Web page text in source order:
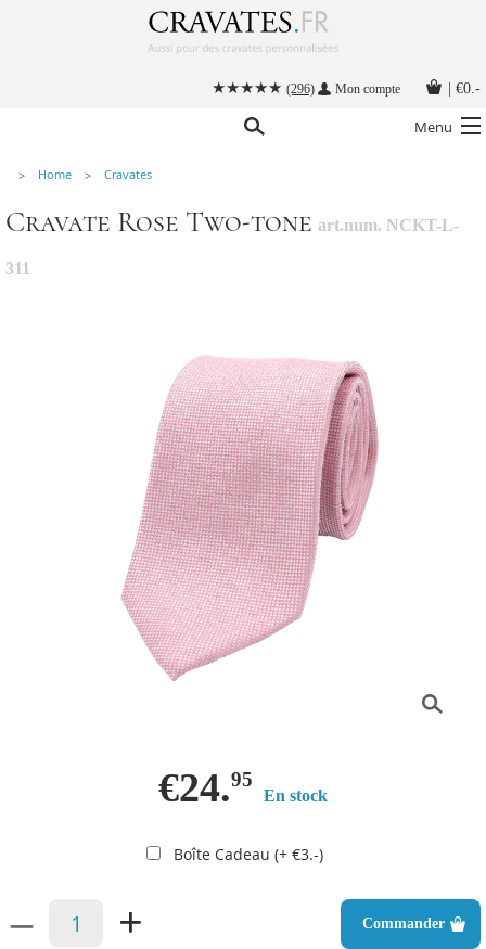
(296) Mon compte €0.-
Menu
Nos accessoires hommes
Cravate personnalisée
Home Cravates
Cravate Rose Two-tone art.num. NCKT-L-
311
€24.95
En stock
Boîte Cadeau (+ €3.-)
– + Commander